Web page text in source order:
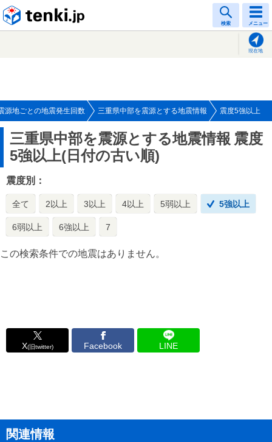
検索 メニュー
現在地
源地ごとの地震発生回数 三重県中部を震源とする地震情報 震度5強以上
三重県中部を震源とする地震情報 震度
5強以上(日付の古い順)
震度別：
全て 2以上 3以上 4以上 5弱以上 5強以上
6弱以上 6強以上 7
この検索条件での地震はありません。
X(旧twitter) Facebook LINE
関連情報